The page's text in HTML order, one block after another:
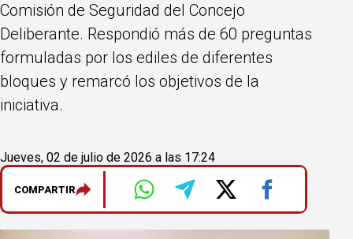
Comisión de Seguridad del Concejo
Deliberante. Respondió más de 60 preguntas
formuladas por los ediles de diferentes
bloques y remarcó los objetivos de la
iniciativa.
Jueves, 02 de julio de 2026 a las 17:24
COMPARTIR